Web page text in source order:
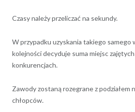
Czasy należy przeliczać na sekundy.
W przypadku uzyskania takiego samego
kolejności decyduje suma miejsc
konkurencjach.
Zawody zostaną rozegrane z podziałem
chłopców.